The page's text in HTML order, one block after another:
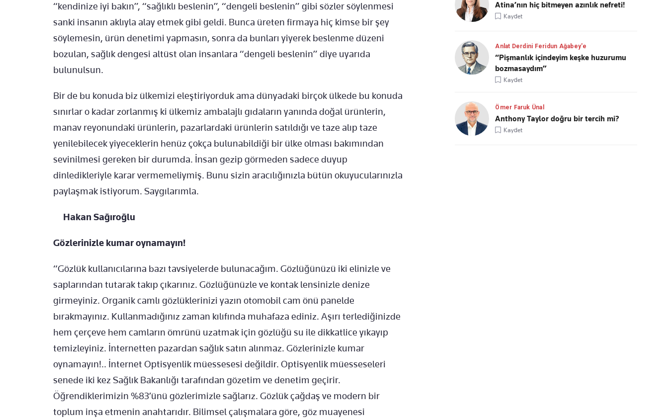
“kendinize iyi bakın”, “sağlıklı beslenin”, “dengeli beslenin” gibi sözler söylenmesi
sanki insanın aklıyla alay etmek gibi geldi. Bunca üreten firmaya hiç kimse bir şey
söylemesin, ürün denetimi yapmasın, sonra da bunları yiyerek beslenme düzeni
bozulan, sağlık dengesi altüst olan insanlara “dengeli beslenin” diye uyarıda
bulunulsun.
Bir de bu konuda biz ülkemizi eleştiriyorduk ama dünyadaki birçok ülkede bu konuda
sınırlar o kadar zorlanmış ki ülkemiz ambalajlı gıdaların yanında doğal ürünlerin,
manav reyonundaki ürünlerin, pazarlardaki ürünlerin satıldığı ve taze alıp taze
yenilebilecek yiyeceklerin henüz çokça bulunabildiği bir ülke olması bakımından
sevinilmesi gereken bir durumda. İnsan gezip görmeden sadece duyup
dinledikleriyle karar vermemeliymiş. Bunu sizin aracılığınızla bütün okuyucularınızla
paylaşmak istiyorum. Saygılarımla.
Hakan Sağıroğlu
Gözlerinizle kumar oynamayın!
“Gözlük kullanıcılarına bazı tavsiyelerde bulunacağım. Gözlüğünüzü iki elinizle ve
saplarından tutarak takıp çıkarınız. Gözlüğünüzle ve kontak lensinizle denize
girmeyiniz. Organik camlı gözlüklerinizi yazın otomobil cam önü panelde
bırakmayınız. Kullanmadığınız zaman kılıfında muhafaza ediniz. Aşırı terlediğinizde
hem çerçeve hem camların ömrünü uzatmak için gözlüğü su ile dikkatlice yıkayıp
temizleyiniz. İnternetten pazardan sağlık satın alınmaz. Gözlerinizle kumar
oynamayın!.. İnternet Optisyenlik müessesesi değildir. Optisyenlik müesseseleri
senede iki kez Sağlık Bakanlığı tarafından gözetim ve denetim geçirir.
Öğrendiklerimizin %83’ünü gözlerimizle sağlarız. Gözlük çağdaş ve modern bir
toplum inşa etmenin anahtarıdır. Bilimsel çalışmalara göre, göz muayenesi
Atina’nın hiç bitmeyen azınlık nefreti!
Kaydet
Anlat Derdini Feridun Ağabey'e
“Pişmanlık içindeyim keşke huzurumu
bozmasaydım”
Kaydet
Ömer Faruk Ünal
Anthony Taylor doğru bir tercih mi?
Kaydet